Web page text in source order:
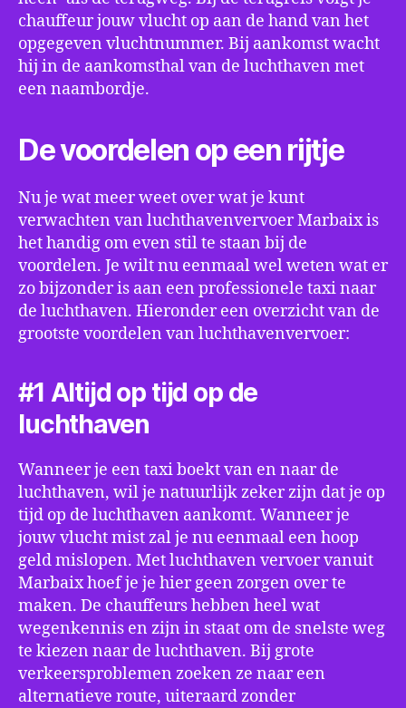
chauffeur jouw vlucht op aan de hand van het
opgegeven vluchtnummer. Bij aankomst wacht
hij in de aankomsthal van de luchthaven met
een naambordje.
De voordelen op een rijtje
Nu je wat meer weet over wat je kunt
verwachten van luchthavenvervoer Marbaix is
het handig om even stil te staan bij de
voordelen. Je wilt nu eenmaal wel weten wat er
zo bijzonder is aan een professionele taxi naar
de luchthaven. Hieronder een overzicht van de
grootste voordelen van luchthavenvervoer:
#1 Altijd op tijd op de
luchthaven
Wanneer je een taxi boekt van en naar de
luchthaven, wil je natuurlijk zeker zijn dat je op
tijd op de luchthaven aankomt. Wanneer je
jouw vlucht mist zal je nu eenmaal een hoop
geld mislopen. Met luchthaven vervoer vanuit
Marbaix hoef je je hier geen zorgen over te
maken. De chauffeurs hebben heel wat
wegenkennis en zijn in staat om de snelste weg
te kiezen naar de luchthaven. Bij grote
verkeersproblemen zoeken ze naar een
alternatieve route, uiteraard zonder